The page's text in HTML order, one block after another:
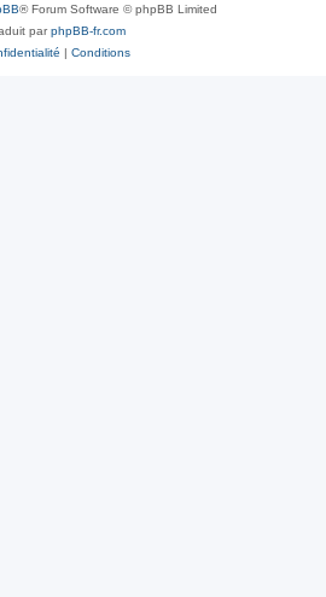
® Forum Software © phpBB Limited
parphpBB-fr.com
| Conditions